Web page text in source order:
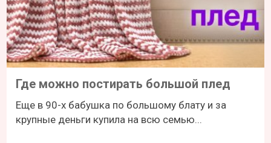
Где можно постирать большой плед
Еще в 90-х бабушка по большому блату и за
крупные деньги купила на всю семью...